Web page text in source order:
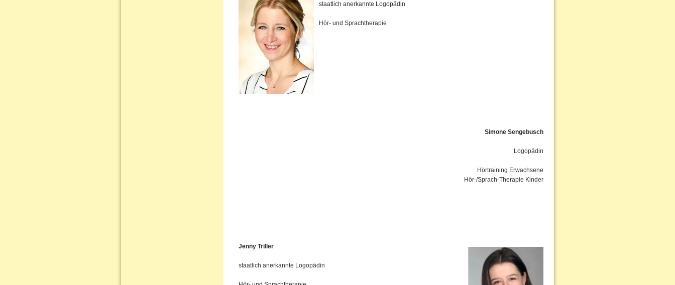
staatlich anerkannte Logopädin
Hör- und Sprachtherapie
Simone Sengebusch
Logopädin
Hörtraining Erwachsene
Hör-/Sprach-Therapie Kinder
Jenny Triller
staatlich anerkannte Logopädin